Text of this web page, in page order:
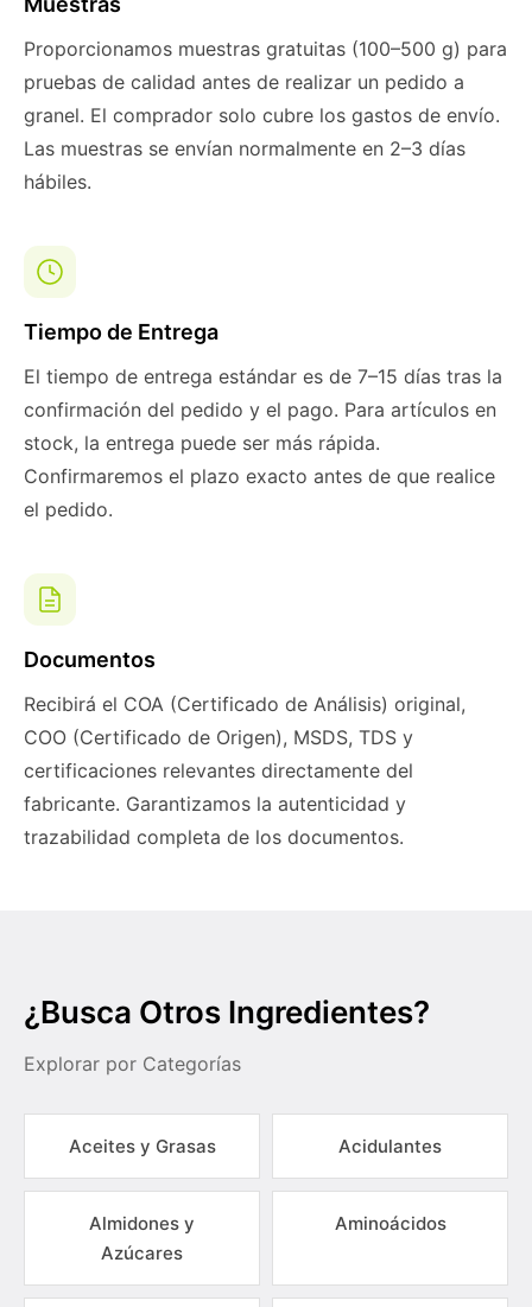
Proporcionamos muestras gratuitas (100–500 g) para
pruebas de calidad antes de realizar un pedido a
granel. El comprador solo cubre los gastos de envío.
Las muestras se envían normalmente en 2–3 días
hábiles.
Tiempo de Entrega
El tiempo de entrega estándar es de 7–15 días tras la
confirmación del pedido y el pago. Para artículos en
stock, la entrega puede ser más rápida.
Confirmaremos el plazo exacto antes de que realice
el pedido.
Documentos
Recibirá el COA (Certificado de Análisis) original,
COO (Certificado de Origen), MSDS, TDS y
certificaciones relevantes directamente del
fabricante. Garantizamos la autenticidad y
trazabilidad completa de los documentos.
¿Busca Otros Ingredientes?
Explorar por Categorías
Aceites y Grasas Acidulantes
Almidones y
Azúcares
Aminoácidos